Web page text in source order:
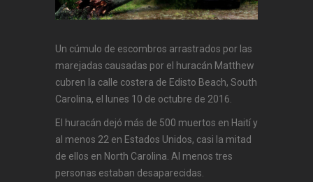
Un cúmulo de escombros arrastrados por las
marejadas causadas por el huracán Matthew
cubren la calle costera de Edisto Beach, South
Carolina, el lunes 10 de octubre de 2016.
El huracán dejó más de 500 muertos en Haití y
al menos 22 en Estados Unidos, casi la mitad
de ellos en North Carolina. Al menos tres
personas estaban desaparecidas.